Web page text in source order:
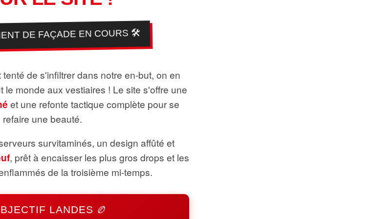
DE FAÇADE EN COURS 🛠️
de s'infiltrer dans notre en-but, on en
le monde aux vestiaires ! Le site s'offre une
et une refonte tactique complète pour se
refaire une beauté.
survitaminés, un design affûté et
, prêt à encaisser les plus gros drops et les
de la troisième mi-temps.
LANDES 🏉